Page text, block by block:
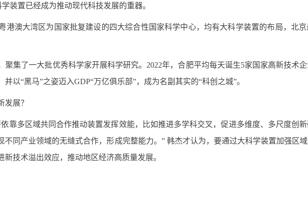
装置已经成为推动现代科技发展的重器。
港澳大湾区为国家批复建设的四大综合性国家科学中心，均有大科学装置的布局，北
集了一大批优秀科学家开展科学研究。2022年，合肥平均每天诞生5家国家高新技术
以“黑马”之姿迈入GDP“万亿俱乐部”，成为名副其实的“科创之城”。
展？
靠多区域共同合作推动装置发挥效能，比如推进多学科交叉，促进多维度、多尺度创
同产业领域的无缝式合作，形成完整能力。” 韩杰才认为，要通过大科学装置加强区
技术溢出效应，推动地区经济高质量发展。